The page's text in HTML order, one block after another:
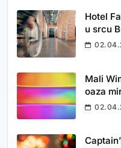
Hotel
u srcu
Mali
oaza